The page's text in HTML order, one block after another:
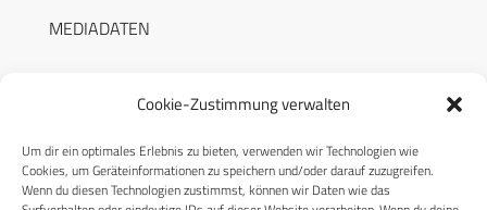
Cookie-Zustimmung verwalten
Um dir ein optimales Erlebnis zu bieten, verwenden wir Technologien wie
Cookies, um Geräteinformationen zu speichern und/oder darauf zuzugreifen.
Wenn du diesen Technologien zustimmst, können wir Daten wie das
MEDIADATEN
RECHTLICHES